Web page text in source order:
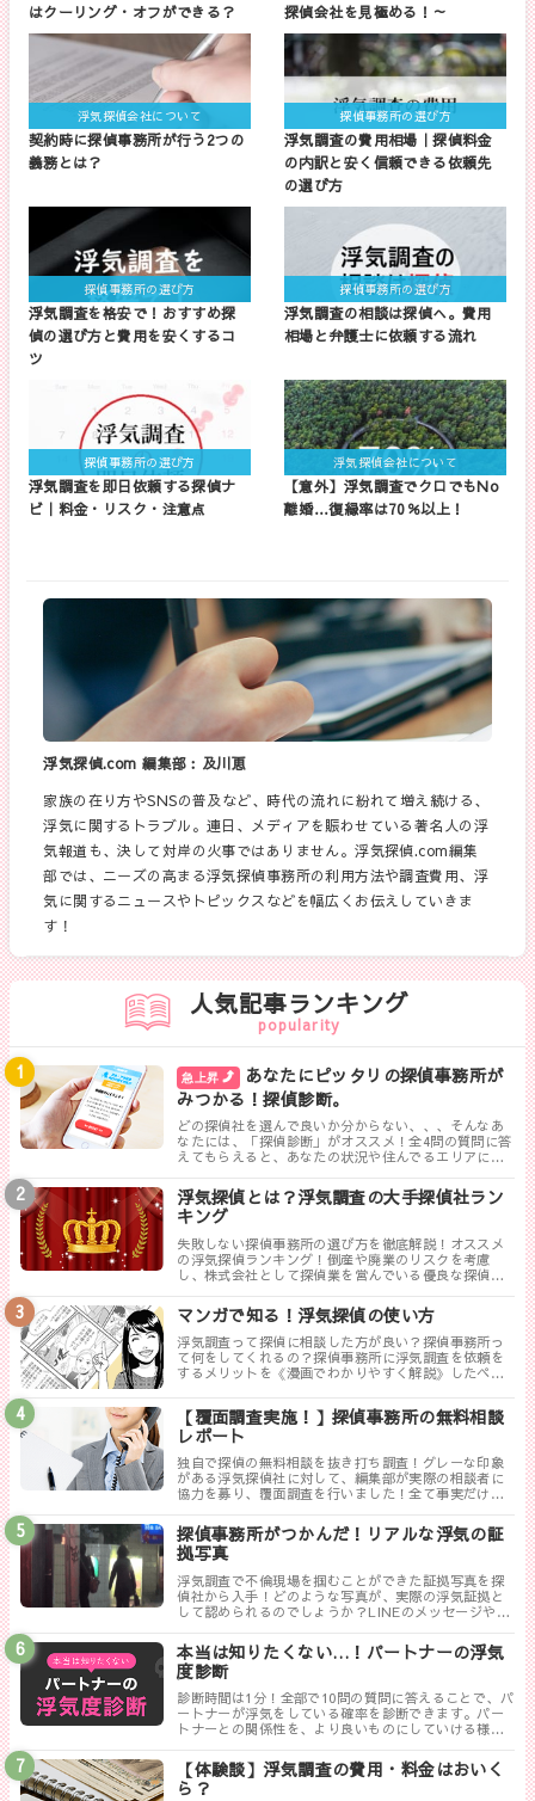
はクーリング・オフができる？
探偵会社を見極める！～
浮気探偵会社について
契約時に探偵事務所が行う2つの
義務とは？
探偵事務所の選び方
浮気調査の費用相場｜探偵料金
の内訳と安く信頼できる依頼先
の選び方
探偵事務所の選び方
浮気調査を格安で！おすすめ探
偵の選び方と費用を安くするコ
ツ
探偵事務所の選び方
浮気調査の相談は探偵へ。費用
相場と弁護士に依頼する流れ
探偵事務所の選び方
浮気調査を即日依頼する探偵ナ
ビ｜料金・リスク・注意点
浮気探偵会社について
【意外】浮気調査でクロでもNo
離婚…復縁率は70％以上！
浮気探偵.com 編集部︰及川恵
家族の在り方やSNSの普及など、時代の流れに紛れて増え続ける、
浮気に関するトラブル。連日、メディアを賑わせている著名人の浮
気報道も、決して対岸の火事ではありません。浮気探偵.com編集
部では、ニーズの高まる浮気探偵事務所の利用方法や調査費用、浮
気に関するニュースやトピックスなどを幅広くお伝えしていきま
す！
人気記事ランキング
popularity
急上昇
あなたにピッタリの探偵事務所が
みつかる！探偵診断。
どの探偵社を選んで良いか分からない、、、そんなあ
なたには、「探偵診断」がオススメ！全4問の質問に答
えてもらえると、あなたの状況や住んでるエリアに対
つけることができます。
浮気探偵とは？浮気調査の大手探偵社ラン
キング
失敗しない探偵事務所の選び方を徹底解説！オススメ
の浮気探偵ランキング！倒産や廃業のリスクを考慮
し、株式会社として探偵業を営んでいる優良な探偵事
らに高い調査力が評判の探偵事務所を厳選しました。
マンガで知る！浮気探偵の使い方
浮気調査って探偵に相談した方が良い？探偵事務所っ
て何をしてくれるの？探偵事務所に浮気調査を依頼を
するメリットを《漫画でわかりやすく解説》したペー
【覆面調査実施！】探偵事務所の無料相談
レポート
独自で探偵の無料相談を抜き打ち調査！グレーな印象
がある浮気探偵社に対して、編集部が実際の相談者に
協力を募り、覆面調査を行いました！全て事実だけ書
探偵事務所がつかんだ！リアルな浮気の証
拠写真
浮気調査で不倫現場を掴むことができた証拠写真を探
偵社から入手！どのような写真が、実際の浮気証拠と
して認められるのでしょうか？LINEのメッセージやり
写真について解説します。
本当は知りたくない…！パートナーの浮気
度診断
診断時間は1分！全部で10問の質問に答えることで、パ
ートナーが浮気をしている確率を診断できます。パー
トナーとの関係性を、より良いものにしていける様に
【体験談】浮気調査の費用・料金はおいく
ら？